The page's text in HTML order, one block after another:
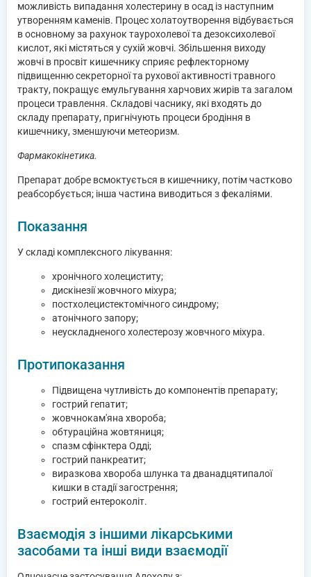
можливість випадання холестерину в осад із наступним
утворенням каменів. Процес холатоутворення відбувається
в основному за рахунок таурохолевої та дезоксихолевої
кислот, які містяться у сухій жовчі. Збільшення виходу
жовчі в просвіт кишечнику сприяє рефлекторному
підвищенню секреторної та рухової активності травного
тракту, покращує емульгування харчових жирів та загалом
процеси травлення. Складові часнику, які входять до
складу препарату, пригнічують процеси бродіння в
кишечнику, зменшуючи метеоризм.
Фармакокінетика.
Препарат добре всмоктується в кишечнику, потім частково
реабсорбується; інша частина виводиться з фекаліями.
Показання
У складі комплексного лікування:
хронічного холециститу;
дискінезії жовчного міхура;
постхолецистектомічного синдрому;
атонічного запору;
неускладненого холестерозу жовчного міхура.
Протипоказання
Підвищена чутливість до компонентів препарату;
гострий гепатит;
жовчнокам'яна хвороба;
обтураційна жовтяниця;
спазм сфінктера Одді;
гострий панкреатит;
виразкова хвороба шлунка та дванадцятипалої
кишки в стадії загострення;
гострий ентероколіт.
Взаємодія з іншими лікарськими
засобами та інші види взаємодії